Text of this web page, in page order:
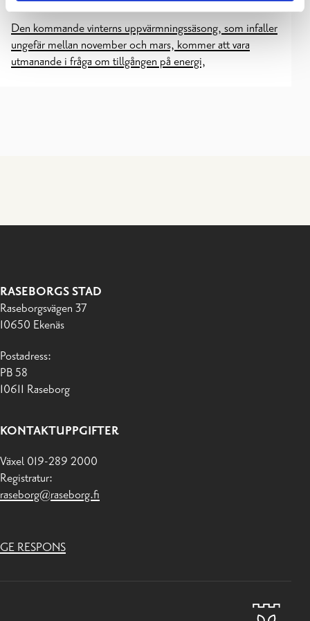
Den kommande vinterns uppvärmningssäsong, som infaller
ungefär mellan november och mars, kommer att vara
utmanande i fråga om tillgången på energi,
RASEBORGS STAD
Raseborgsvägen 37
10650 Ekenäs
Postadress:
PB 58
10611 Raseborg
KONTAKTUPPGIFTER
Växel 019-289 2000
Registratur:
raseborg@raseborg.fi
GE RESPONS